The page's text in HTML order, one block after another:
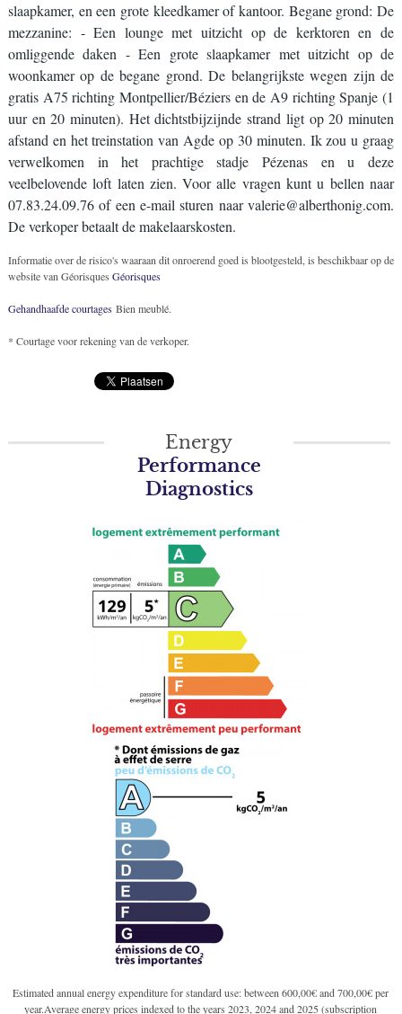
slaapkamer, en een grote kleedkamer of kantoor. Begane grond: De
mezzanine: - Een lounge met uitzicht op de kerktoren en de
omliggende daken - Een grote slaapkamer met uitzicht op de
woonkamer op de begane grond. De belangrijkste wegen zijn de
gratis A75 richting Montpellier/Béziers en de A9 richting Spanje (1
uur en 20 minuten). Het dichtstbijzijnde strand ligt op 20 minuten
afstand en het treinstation van Agde op 30 minuten. Ik zou u graag
verwelkomen in het prachtige stadje Pézenas en u deze
veelbelovende loft laten zien. Voor alle vragen kunt u bellen naar
07.83.24.09.76 of een e-mail sturen naar valerie@alberthonig.com.
De verkoper betaalt de makelaarskosten.
Informatie over de risico's waaraan dit onroerend goed is blootgesteld, is beschikbaar op de
website van Géorisques Géorisques
Gehandhaafde courtagesBien meublé.
* Courtage voor rekening van de verkoper.
Energy
Performance
Diagnostics
Estimated annual energy expenditure for standard use: between 600,00€ and 700,00€ per
year.Average energy prices indexed to the years 2023, 2024 and 2025 (subscription